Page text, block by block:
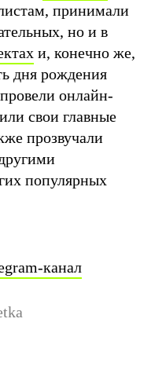
принимали
но и в
и, конечно же,
дня рождения
онлайн-
свои главные
прозвучали
популярных
канал